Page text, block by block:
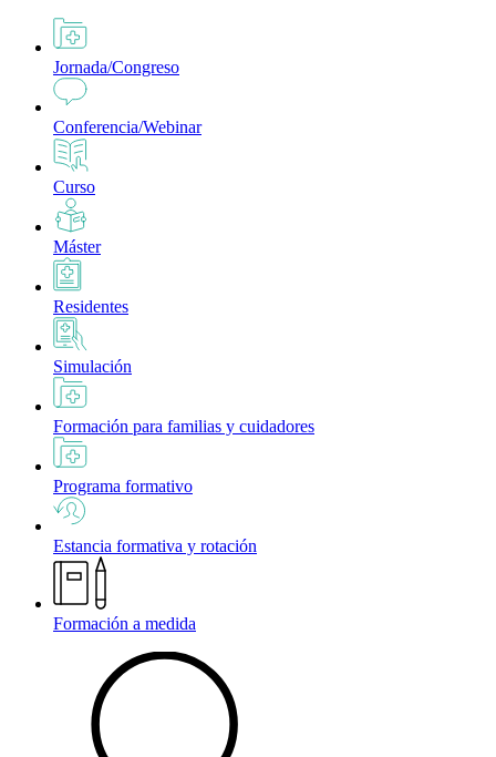
Jornada/Congreso
Conferencia/Webinar
Curso
Máster
Residentes
Simulación
Formación para familias y cuidadores
Programa formativo
Estancia formativa y rotación
Formación a medida